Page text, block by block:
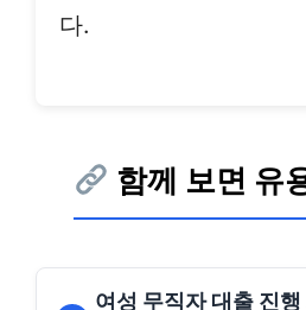
다.
함께 보면 유
여성 무직자 대출 진